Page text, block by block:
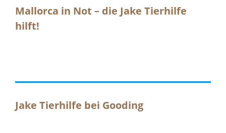
Mallorca in Not – die Jake Tierhilfe
hilft!
Jake Tierhilfe bei Gooding